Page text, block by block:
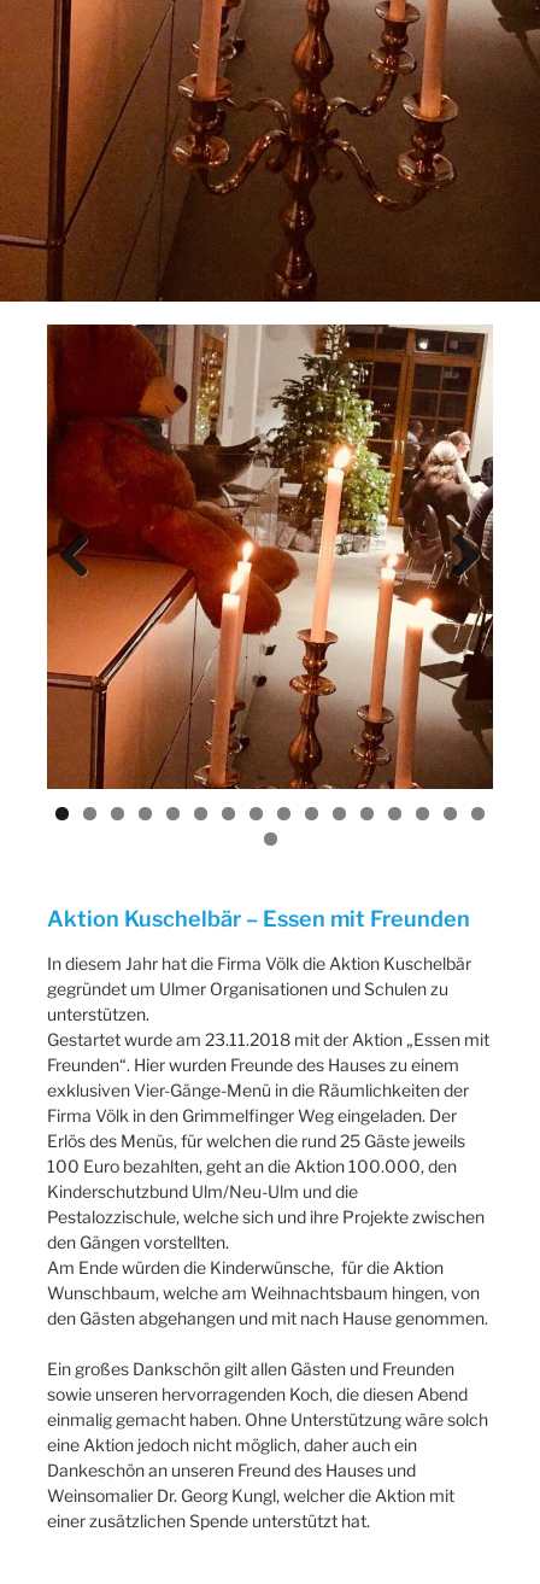
Previ
Next
Aktion Kuschelbär – Essen mit Freunden
In diesem Jahr hat die Firma Völk die Aktion Kuschelbär
gegründet um Ulmer Organisationen und Schulen zu
unterstützen.
Gestartet wurde am 23.11.2018 mit der Aktion „Essen mit
Freunden“. Hier wurden Freunde des Hauses zu einem
exklusiven Vier-Gänge-Menü in die Räumlichkeiten der
Firma Völk in den Grimmelfinger Weg eingeladen. Der
Erlös des Menüs, für welchen die rund 25 Gäste jeweils
100 Euro bezahlten, geht an die Aktion 100.000, den
Kinderschutzbund Ulm/Neu-Ulm und die
Pestalozzischule, welche sich und ihre Projekte zwischen
den Gängen vorstellten.
Am Ende würden die Kinderwünsche, für die Aktion
Wunschbaum, welche am Weihnachtsbaum hingen, von
den Gästen abgehangen und mit nach Hause genommen.
Ein großes Dankschön gilt allen Gästen und Freunden
sowie unseren hervorragenden Koch, die diesen Abend
einmalig gemacht haben. Ohne Unterstützung wäre solch
eine Aktion jedoch nicht möglich, daher auch ein
Dankeschön an unseren Freund des Hauses und
Weinsomalier Dr. Georg Kungl, welcher die Aktion mit
einer zusätzlichen Spende unterstützt hat.